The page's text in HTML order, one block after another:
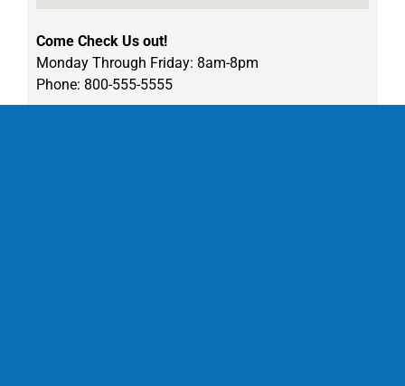
Come Check Us out!
Monday Through Friday: 8am-8pm
Phone: 800-555-5555